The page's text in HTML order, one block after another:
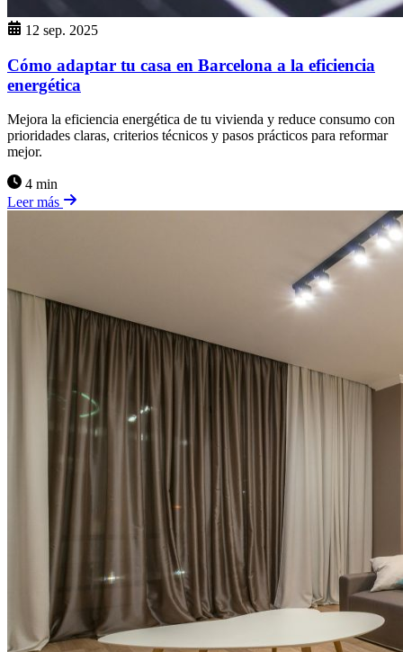
12 sep. 2025
Cómo adaptar tu casa en Barcelona a la eficiencia
energética
Mejora la eficiencia energética de tu vivienda y reduce consumo con
prioridades claras, criterios técnicos y pasos prácticos para reformar
mejor.
4 min
Leer más